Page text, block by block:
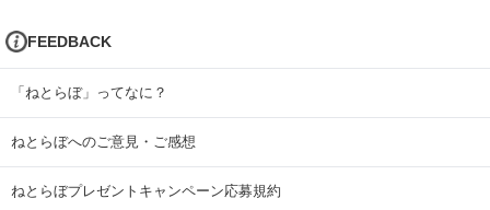
FEEDBACK
「ねとらぼ」ってなに？
ねとらぼへのご意見・ご感想
ねとらぼプレゼントキャンペーン応募規約